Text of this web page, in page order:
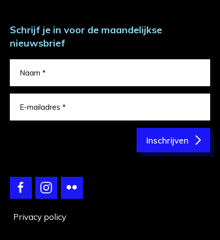
Schrijf je in voor de maandelijkse
nieuwsbrief
Inschrijven
Privacy policy